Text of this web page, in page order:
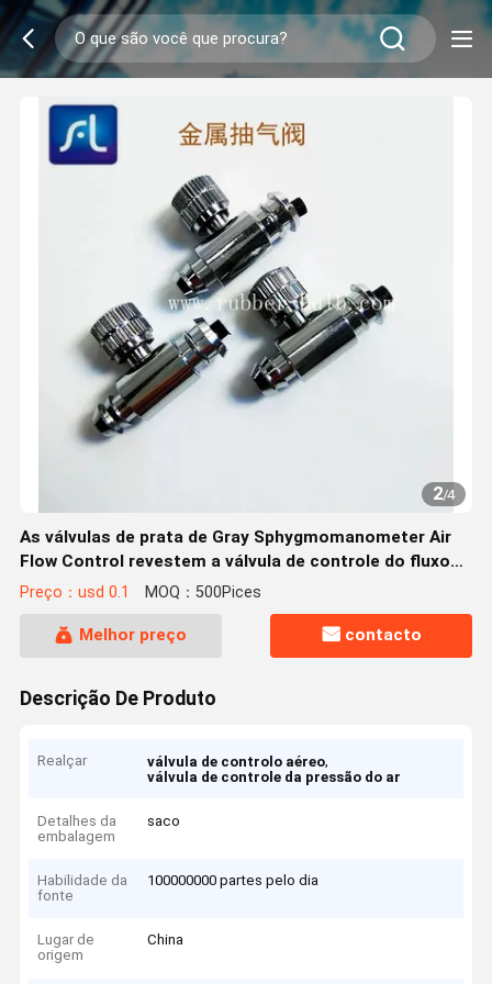
2/4
As válvulas de prata de Gray Sphygmomanometer Air
Flow Control revestem a válvula de controle do fluxo
do ar comprimido do metal
Preço：usd 0.1 MOQ：500Pices
Melhor preço contacto
Descrição De Produto
Realçar válvula de controlo aéreo,
válvula de controle da pressão do ar
Detalhes da
embalagem
saco
Habilidade da
fonte
100000000 partes pelo dia
Lugar de
origem
China